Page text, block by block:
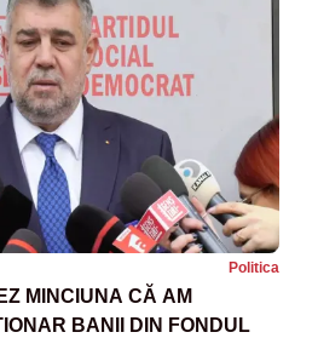
Politica
MINCIUNA CĂ AM
BANII DIN FONDUL